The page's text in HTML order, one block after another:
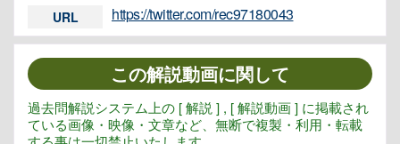
URL https://twitter.com/rec97180043
この解説動画に関して
過去問解説システム上の [ 解説 ] , [ 解説動画 ] に掲載され
ている画像・映像・文章など、無断で複製・利用・転載